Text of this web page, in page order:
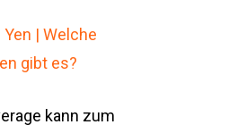
| Welche
gibt es?
kann zum